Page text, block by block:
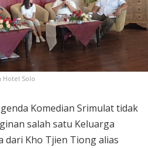
Hotel Solo
Komedian Srimulat tidak
salah satu Keluarga
dari Kho Tjien Tiong alias